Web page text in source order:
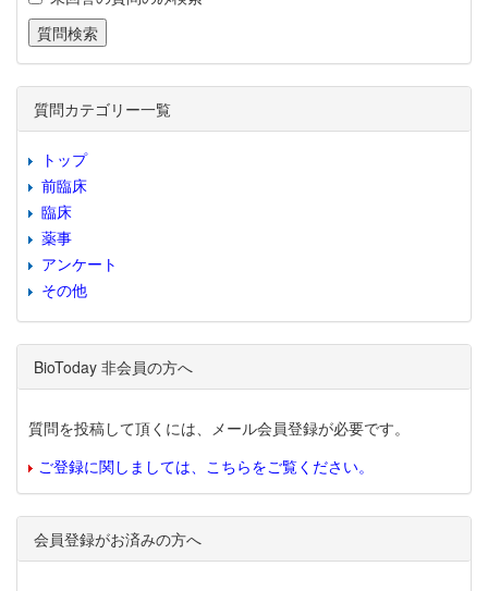
質問カテゴリー一覧
トップ
前臨床
臨床
薬事
アンケート
その他
BioToday 非会員の方へ
質問を投稿して頂くには、メール会員登録が必要です。
ご登録に関しましては、こちらをご覧ください。
会員登録がお済みの方へ